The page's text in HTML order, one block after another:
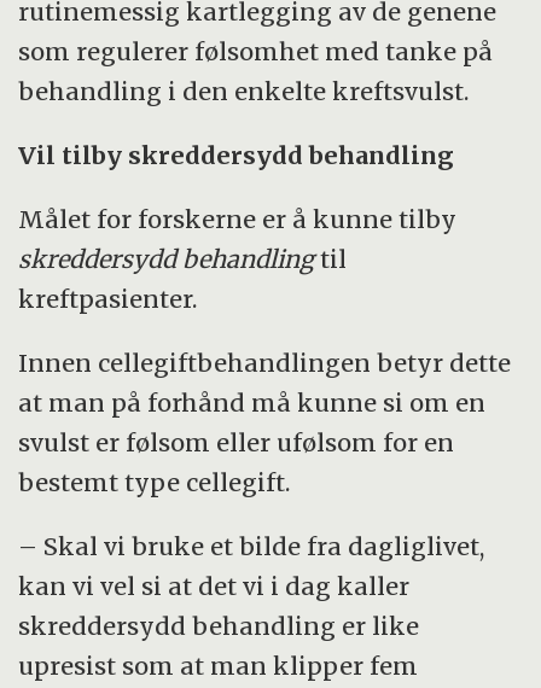
rutinemessig kartlegging av de genene
som regulerer følsomhet med tanke på
behandling i den enkelte kreftsvulst.
Vil tilby skreddersydd behandling
Målet for forskerne er å kunne tilby
skreddersydd behandlingtil
kreftpasienter.
Innen cellegiftbehandlingen betyr dette
at man på forhånd må kunne si om en
svulst er følsom eller ufølsom for en
bestemt type cellegift.
– Skal vi bruke et bilde fra dagliglivet,
kan vi vel si at det vi i dag kaller
skreddersydd behandling er like
upresist som at man klipper fem